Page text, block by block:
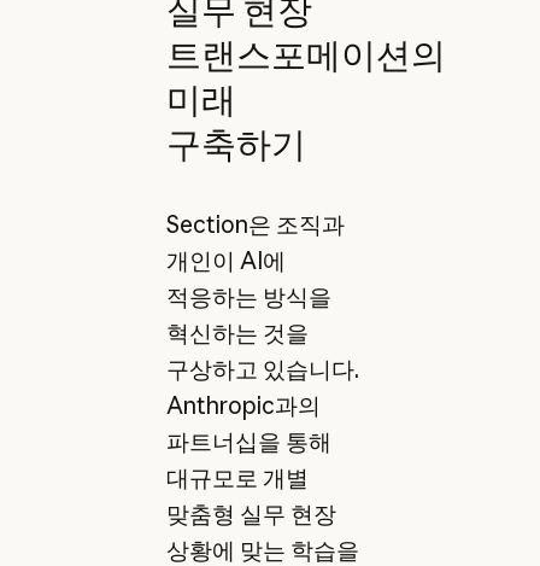
실무 현장
트랜스포메이션의
미래
구축하기
Section은 조직과
개인이 AI에
적응하는 방식을
혁신하는 것을
구상하고 있습니다.
Anthropic과의
파트너십을 통해
대규모로 개별
맞춤형 실무 현장
상황에 맞는 학습을